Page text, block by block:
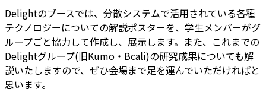
Delightのブースでは、分散システムで活用されている各種
テクノロジーについての解説ポスターを、学生メンバーがグ
ループごと協力して作成し、展示します。また、これまでの
Delightグループ(旧Kumo・Bcali)の研究成果についても解
説いたしますので、ぜひ会場まで足を運んでいただければと
思います。